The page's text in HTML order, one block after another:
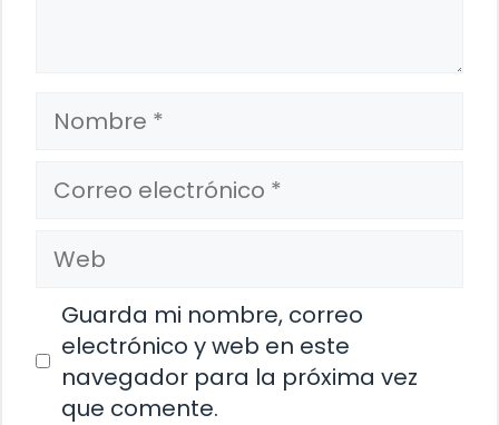
Nombre
Correo
electrónico
Web
Guarda mi nombre, correo
electrónico y web en este
navegador para la próxima vez
que comente.